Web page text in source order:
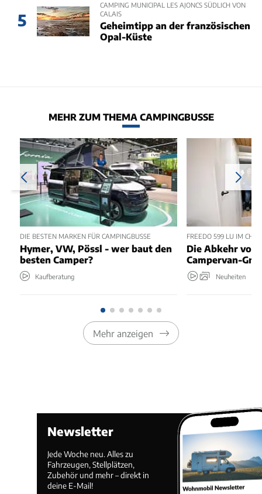
5
CAMPING MUNICIPAL LES AJONCS SÜDLICH VON
CALAIS
Geheimtipp an der französischen
Opal-Küste
MEHR ZUM THEMA CAMPINGBUSSE
DIE BESTEN MARKEN FÜR CAMPINGBUSSE
Hymer, VW, Pössl - wer baut den
besten Camper?
Kaufberatung
FREEDO 599 LU IM
Die Abkehr
Campervan-
Neuheiten
Mehr anzeigen
Newsletter
Jede Woche neu. Alles zu
Fahrzeugen, Stellplätzen,
Zubehör und mehr – direkt in
deine E-Mail!